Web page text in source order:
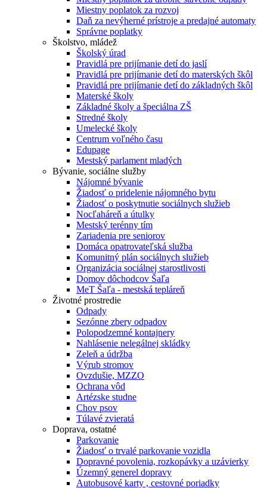
Miestny poplatok za rozvoj
Daň za nevýherné prístroje a predajné automaty
Správne poplatky
Školstvo, mládež
Školský úrad
Pravidlá pre prijímanie detí do jaslí
Pravidlá pre prijímanie detí do materských škôl
Pravidlá pre prijímanie detí do základných škôl
Materské školy
Základné školy a špeciálna ZŠ
Stredné školy
Umelecké školy
Centrum voľného času
Edupage
Mestský parlament mladých
Bývanie, sociálne služby
Nájomné bývanie
Žiadosť o pridelenie nájomného bytu
Žiadosť o poskytnutie sociálnych služieb
Nocľaháreň a útulky
Mestský terénny tím
Zariadenia pre seniorov
Domáca opatrovateľská služba
Komunitný plán sociálnych služieb
Organizácia sociálnej starostlivosti
Domov dôchodcov Šaľa
MeT Šaľa - mestská tepláreň
Životné prostredie
Odpady
Sezónne zbery odpadov
Polopodzemné kontajnery
Nahlásenie nelegálnej skládky
Zeleň a údržba
Výrub stromov
Ovzdušie, MZZO
Ochrana vôd
Artézske studne
Chov psov
Túlavé zvieratá
Doprava, ostatné
Parkovanie
Žiadosť o trvalé parkovanie vozidla
Dopravné povolenia, rozkopávky a uzávierky
Územný generel dopravy
Autobusové karty , cestovné poriadky